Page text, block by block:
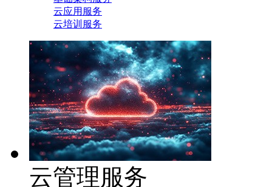
云应用服务
云培训服务
云管理服务